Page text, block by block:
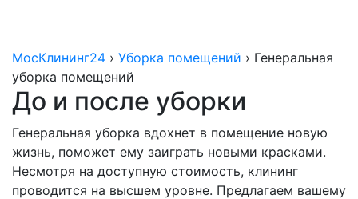
МосКлининг24 › Уборка помещений › Генеральная
уборка помещений
До и после уборки
Генеральная уборка вдохнет в помещение новую
жизнь, поможет ему заиграть новыми красками.
Несмотря на доступную стоимость, клининг
проводится на высшем уровне. Предлагаем вашему